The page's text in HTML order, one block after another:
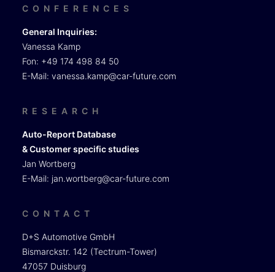
CONFERENCES
General Inquiries:
Vanessa Kamp
Fon: +49 174 498 84 50
E-Mail: vanessa.kamp@car-future.com
RESEARCH
Auto-Report Database
& Customer specific studies
Jan Wortberg
E-Mail: jan.wortberg@car-future.com
CONTACT
D+S Automotive GmbH
Bismarckstr. 142 (Tectrum-Tower)
47057 Duisburg